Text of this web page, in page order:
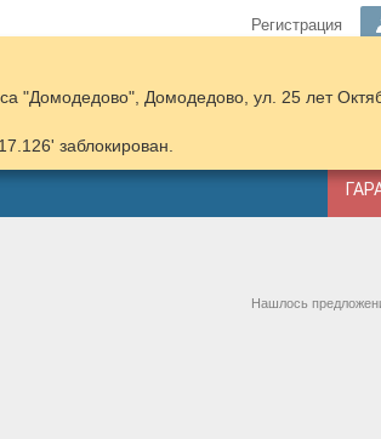
Регистрация
ПОДОБРАТЬ
"Домодедово", Домодедово, ул. 25 лет
заблокирован.
Нашлось